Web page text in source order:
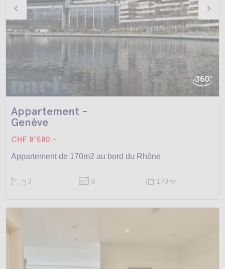
Appartement -
Genève
CHF 8'580.-
Appartement de 170m2 au bord du Rhône
3 6 170m2